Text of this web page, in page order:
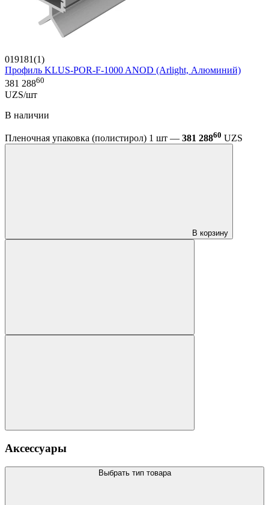
019181(1)
Профиль KLUS-POR-F-1000 ANOD (Arlight, Алюминий)
381 28860
UZS/шт
В наличии
Пленочная упаковка (полистирол) 1 шт — 381 28860 UZS
В корзину
Аксессуары
Выбрать тип товара